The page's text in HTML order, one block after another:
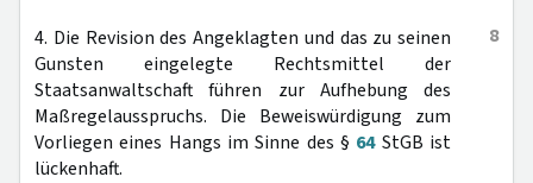
8
4. Die Revision des Angeklagten und das zu seinen
Gunsten eingelegte Rechtsmittel der
Staatsanwaltschaft führen zur Aufhebung des
Maßregelausspruchs. Die Beweiswürdigung zum
Vorliegen eines Hangs im Sinne des § 64StGB ist
lückenhaft.